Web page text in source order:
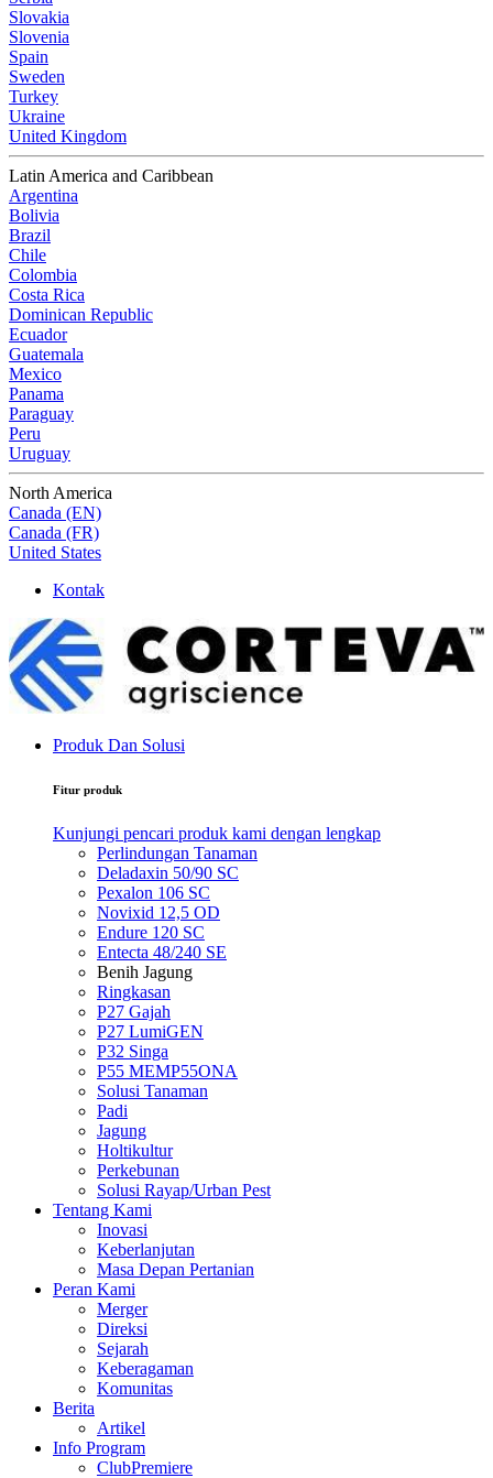
Slovakia
Slovenia
Spain
Sweden
Turkey
Ukraine
United Kingdom
Latin America and Caribbean
Argentina
Bolivia
Brazil
Chile
Colombia
Costa Rica
Dominican Republic
Ecuador
Guatemala
Mexico
Panama
Paraguay
Peru
Uruguay
North America
Canada (EN)
Canada (FR)
United States
Kontak
Produk Dan Solusi
Fitur produk
Kunjungi pencari produk kami dengan lengkap
Perlindungan Tanaman
Deladaxin 50/90 SC
Pexalon 106 SC
Novixid 12,5 OD
Endure 120 SC
Entecta 48/240 SE
Benih Jagung
Ringkasan
P27 Gajah
P27 LumiGEN
P32 Singa
P55 MEMP55ONA
Solusi Tanaman
Padi
Jagung
Holtikultur
Perkebunan
Solusi Rayap/Urban Pest
Tentang Kami
Inovasi
Keberlanjutan
Masa Depan Pertanian
Peran Kami
Merger
Direksi
Sejarah
Keberagaman
Komunitas
Berita
Artikel
Info Program
ClubPremiere